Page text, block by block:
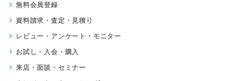
無料会員登録
資料請求・査定・見積り
レビュー・アンケート・モニター
お試し・入会・購入
来店・面談・セミナー